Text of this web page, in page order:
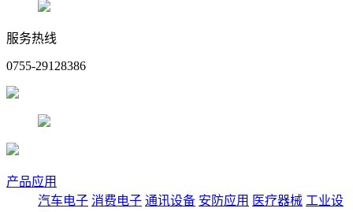
服务热线
0755-29128386
产品应用
汽车电子 消费电子 通讯设备 安防应用 医疗器械 工业设